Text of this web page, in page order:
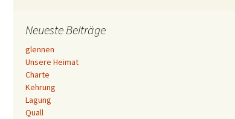
Neueste Beiträge
glennen
Unsere Heimat
Charte
Kehrung
Lagung
Quall